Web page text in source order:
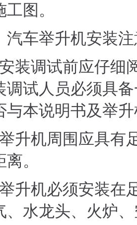
工图。
汽车举升机安装
装调试前应仔细
调试人员必须具
与本说明书及举
升机周围应具有
。
升机必须安装在
、水龙头、火炉